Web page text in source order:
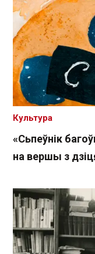
«Сьпеўнік
на вершы з
Культура